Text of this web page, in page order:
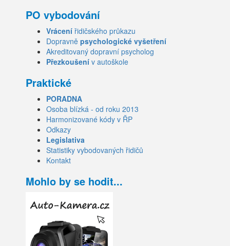
PO vybodování
Vrácení řidičského průkazu
Dopravně psychologické vyšetření
Akreditovaný dopravní psycholog
Přezkoušení v autoškole
Praktické
PORADNA
Osoba blízká - od roku 2013
Harmonizované kódy v ŘP
Odkazy
Legislativa
Statistiky vybodovaných řidičů
Kontakt
Mohlo by se hodit...